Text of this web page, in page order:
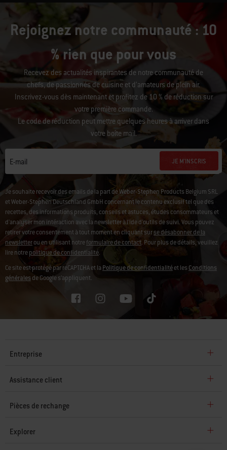
Rejoignez notre communauté : 10
% rien que pour vous
Recevez des actualités inspirantes de notre communauté de
chefs, de passionnés de cuisine et d’amateurs de plein air.
Inscrivez-vous dès maintenant et profitez de 10 % de réduction sur
votre première commande.
Le code de réduction peut mettre quelques heures à arriver dans
votre boîte mail.
E-mail JE M'INSCRIS
Je souhaite recevoir des emails de la part de Weber-Stephen Products Belgium SRL
et Weber-Stephen Deutschland GmbH concernant le contenu exclusif tel que des
recettes, des informations produits, conseils et astuces, études consommateurs et
d'analyser mon intéraction avec la newsletter à l'ide d'outils de suivi.Vous pouvez
retirer votre consentement à tout moment en cliquant surse désabonner de la
newsletterou en utilisant notreformulaire de contact
. Pour plus de détails, veuillez
lire notrepolitique de confidentialité.
Ce site est protégé par reCAPTCHA et la